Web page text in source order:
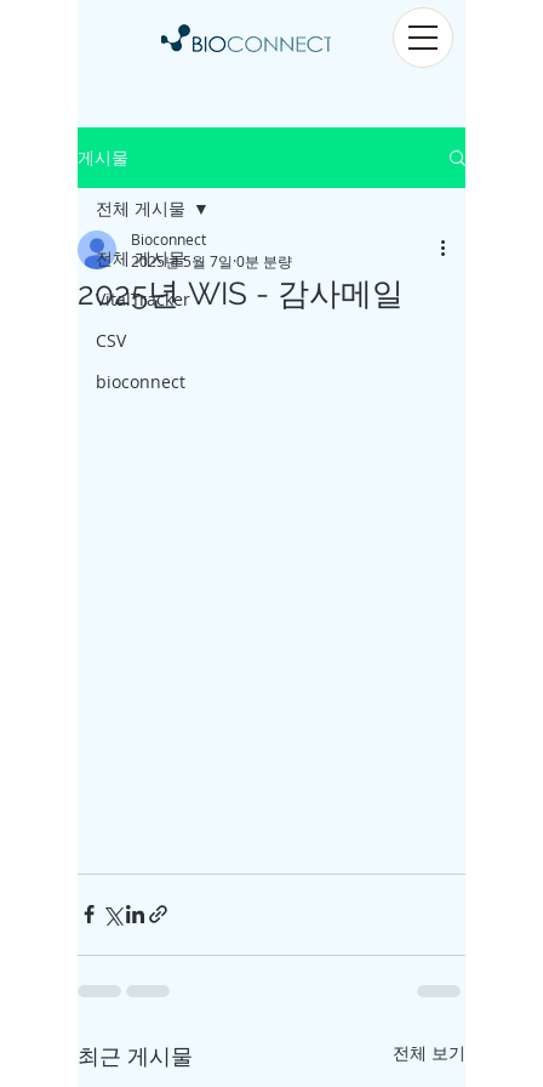
게시물
전체 게시물
VitalTracker
CSV
bioconnect
전체 게시물
2025년 WIS - 감사메일
Bioconnect
2025년 5월 7일 0분 분량
최근 게시물 전체 보기